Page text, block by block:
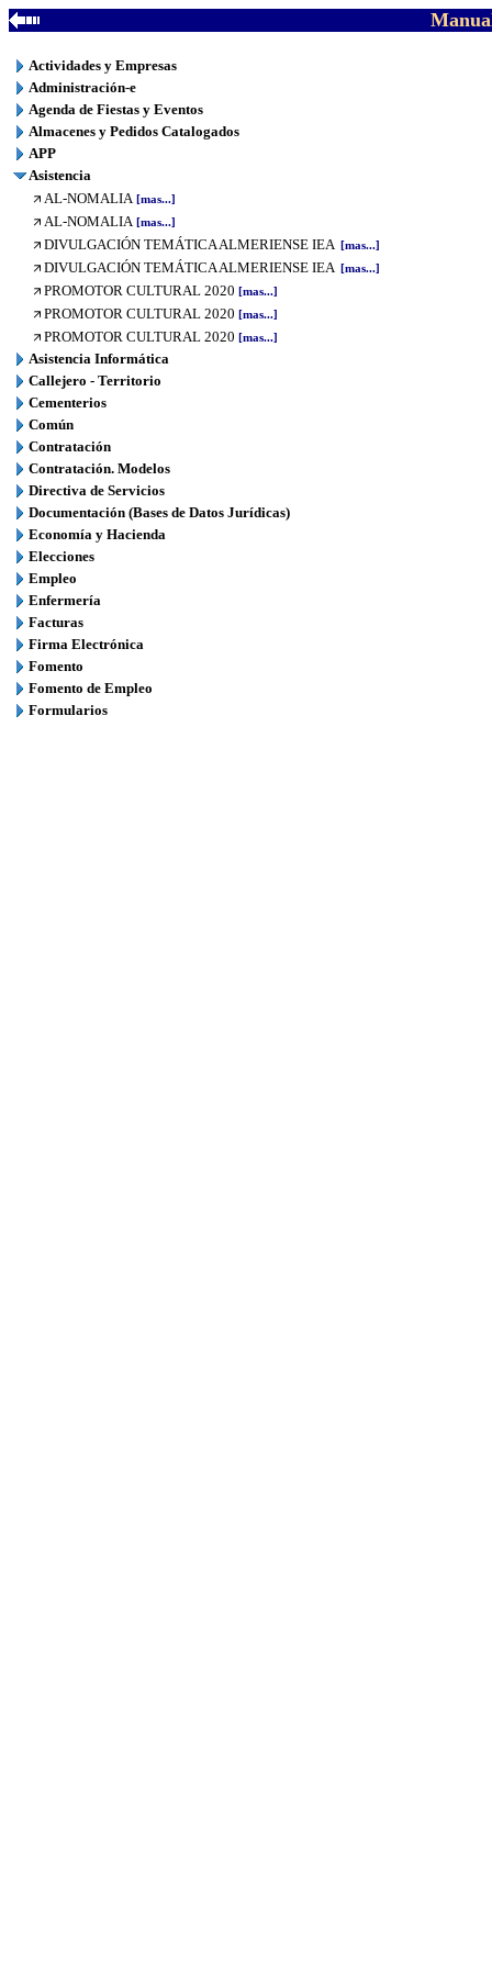
Actividades y Empresas
Administración-e
Agenda de Fiestas y Eventos
Almacenes y Pedidos Catalogados
APP
Asistencia
AL-NOMALIA [mas...]
AL-NOMALIA [mas...]
DIVULGACIÓN TEMÁTICA ALMERIENSE IEA [mas...]
DIVULGACIÓN TEMÁTICA ALMERIENSE IEA [mas...]
PROMOTOR CULTURAL 2020 [mas...]
PROMOTOR CULTURAL 2020 [mas...]
PROMOTOR CULTURAL 2020 [mas...]
Asistencia Informática
Callejero - Territorio
Cementerios
Común
Contratación
Contratación. Modelos
Directiva de Servicios
Documentación (Bases de Datos Jurídicas)
Economía y Hacienda
Elecciones
Empleo
Enfermería
Facturas
Firma Electrónica
Fomento
Fomento de Empleo
Formularios